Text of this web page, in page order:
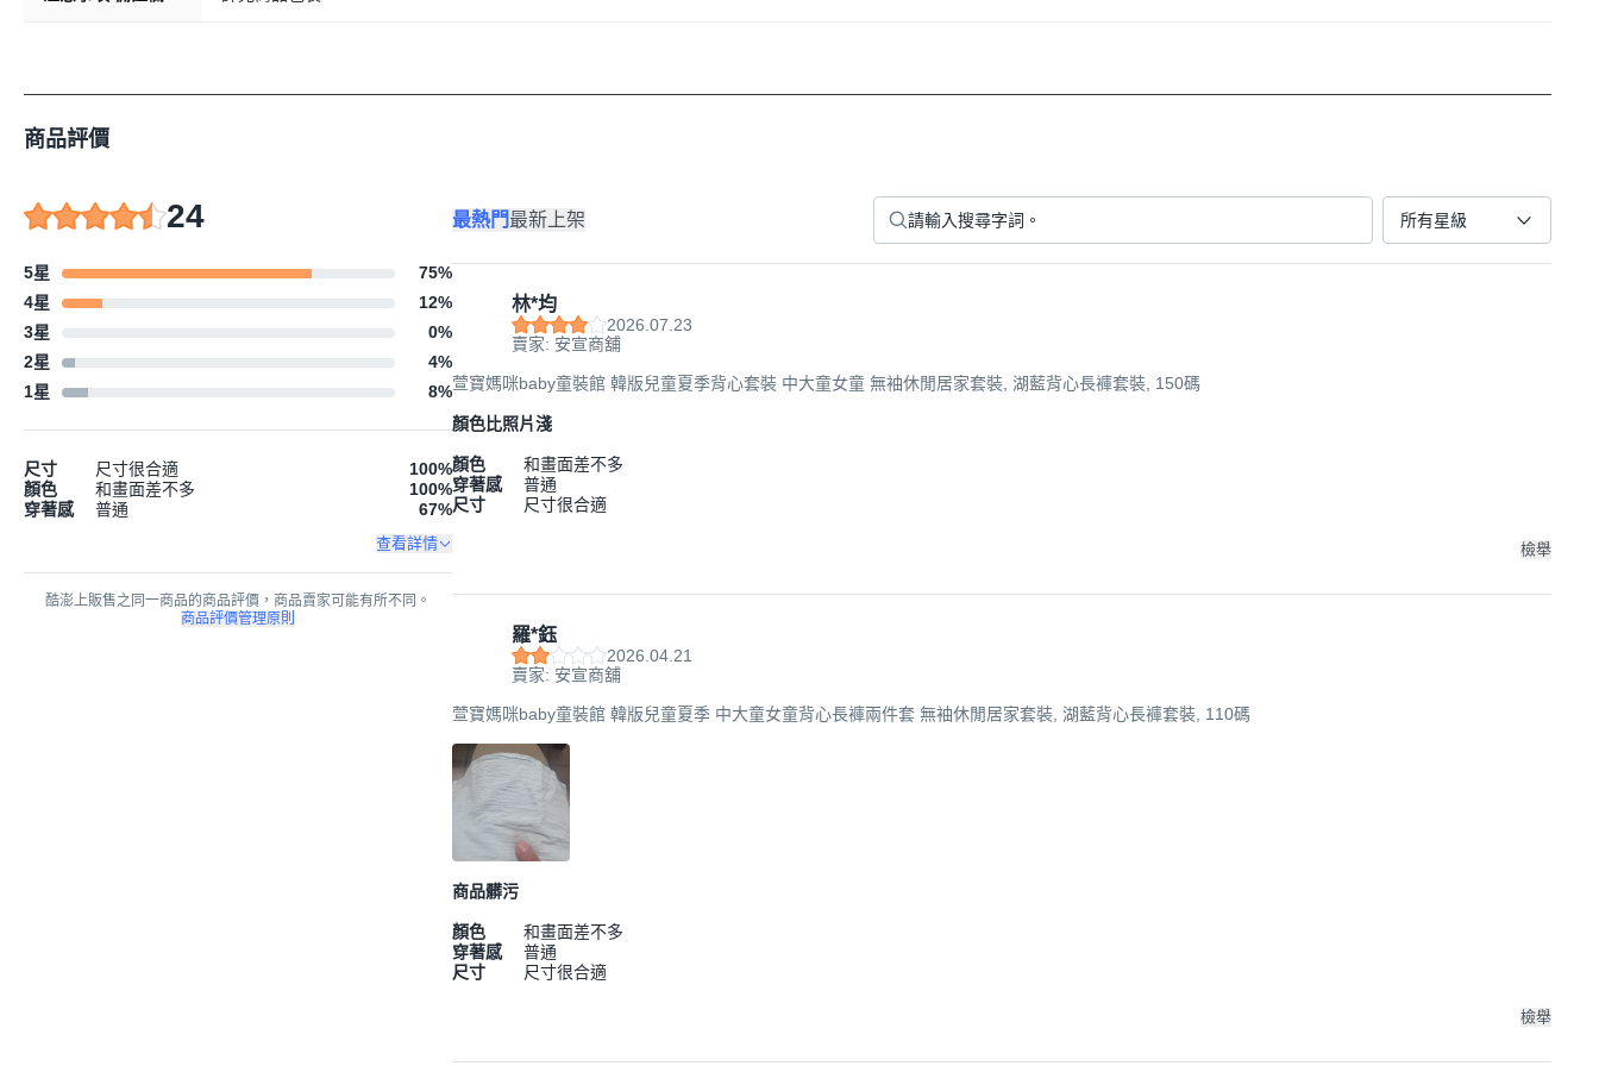
商品評價
24
5星 75%
4星
12%
3星
0%
2星
4%
1星
8%
尺寸 尺寸很合適 100%
顏色
和畫面差不多 100%
穿著感
普通 67%
查看詳情
酷澎上販售之同一商品的商品評價，商品賣家可能有所不同。
商品評價管理原則
最熱門最新上架 所有星級
林*均
2026.07.23
賣家: 安宣商舖
萱寶媽咪baby童裝館 韓版兒童夏季背心套裝 中大童女童 無袖休閒居家套裝, 湖藍背心長褲套裝, 150碼
顏色比照片淺
顏色
和畫面差不多
穿著感
普通
尺寸
尺寸很合適
檢舉
羅*鈺
2026.04.21
賣家: 安宣商舖
萱寶媽咪baby童裝館 韓版兒童夏季 中大童女童背心長褲兩件套 無袖休閒居家套裝, 湖藍背心長褲套裝, 110碼
商品髒污
顏色
和畫面差不多
穿著感
普通
尺寸
尺寸很合適
檢舉